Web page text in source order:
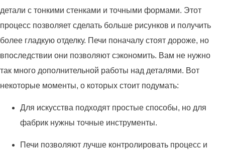
детали с тонкими стенками и точными формами. Этот
процесс позволяет сделать больше рисунков и получить
более гладкую отделку. Печи поначалу стоят дороже, но
впоследствии они позволяют сэкономить. Вам не нужно
так много дополнительной работы над деталями. Вот
некоторые моменты, о которых стоит подумать:
Для искусства подходят простые способы, но для
фабрик нужны точные инструменты.
Печи позволяют лучше контролировать процесс и